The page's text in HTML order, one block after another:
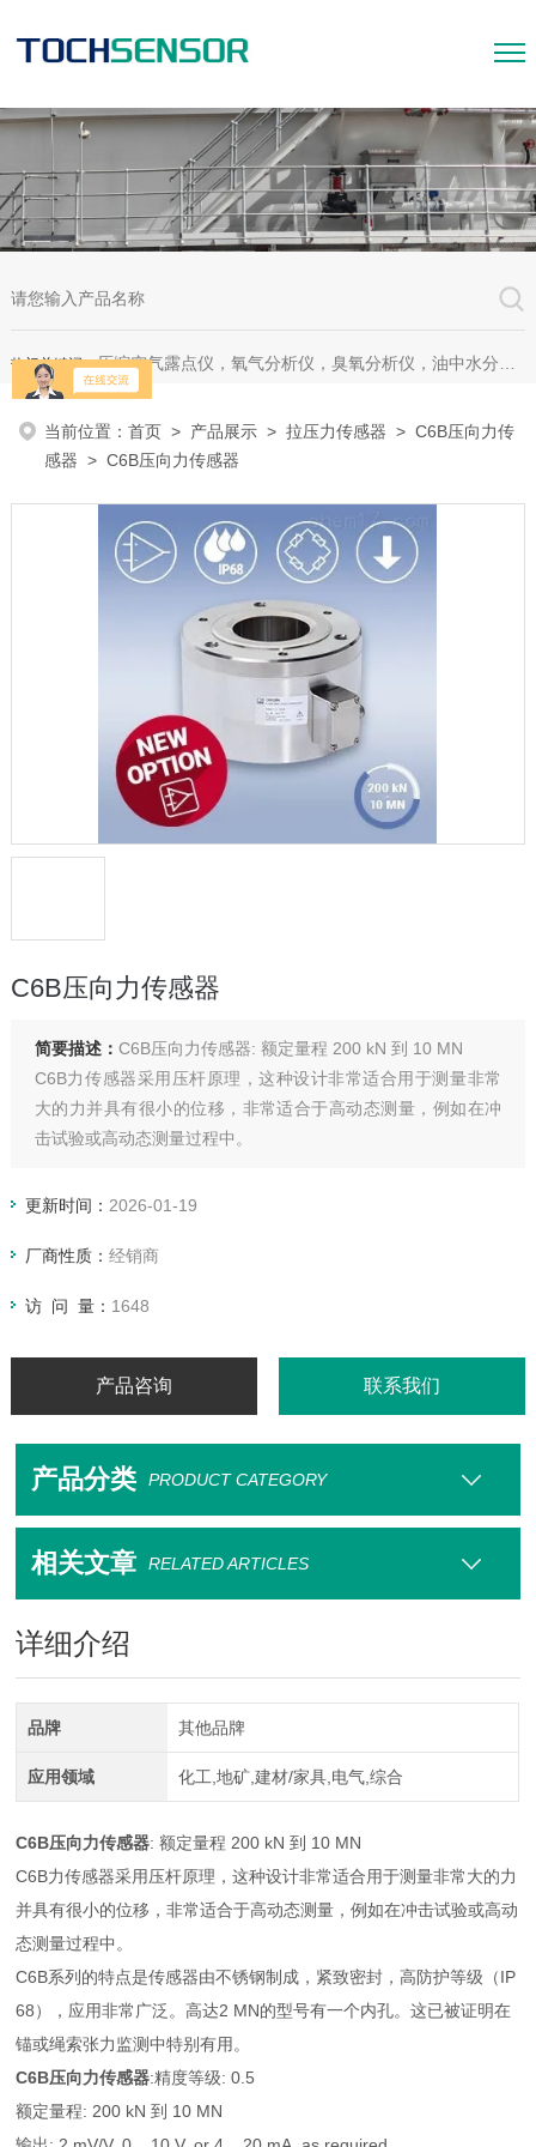
热门关键词：压缩空气露点仪，氧气分析仪，臭氧分析仪，油中水分析仪，超声波测漏仪。
当前位置：首页 > 产品展示 >拉压力传感器 >C6B压向力传
感器 > C6B压向力传感器
C6B压向力传感器
简要描述： C6B压向力传感器: 额定量程 200 kN 到 10 MN
C6B力传感器采用压杆原理，这种设计非常适合用于测量非常
大的力并具有很小的位移，非常适合于高动态测量，例如在冲
击试验或高动态测量过程中。
更新时间： 2026-01-19
厂商性质： 经销商
访 问 量： 1648
产品咨询 联系我们
产品分类 PRODUCT CATEGORY
相关文章 RELATED ARTICLES
详细介绍
品牌 其他品牌
应用领域 化工,地矿,建材/家具,电气,综合
C6B压向力传感器: 额定量程 200 kN 到 10 MN
C6B力传感器采用压杆原理，这种设计非常适合用于测量非常大的力
并具有很小的位移，非常适合于高动态测量，例如在冲击试验或高动
态测量过程中。
C6B系列的特点是传感器由不锈钢制成，紧致密封，高防护等级（IP
68），应用非常广泛。高达2 MN的型号有一个内孔。这已被证明在
锚或绳索张力监测中特别有用。
C6B压向力传感器:精度等级: 0.5
额定量程: 200 kN 到 10 MN